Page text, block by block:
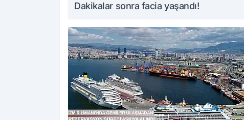
Dakikalar sonra facia yaşandı!